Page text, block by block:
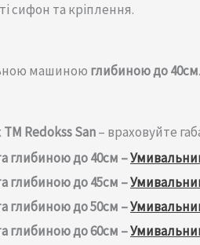
сифон та кріплення.
машиною глибиноюдо 40см
TM Redokss San– враховуйте
глибиною до 40см –
глибиною до 45см –
глибиною до 50см –
глибиною до 60см –